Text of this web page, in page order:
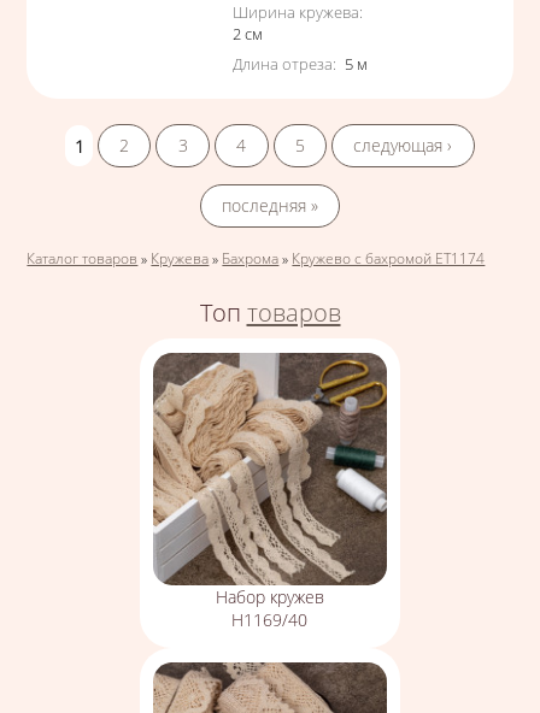
Ширина кружева:
2см
Длина отреза: 5 м
1
2 3 4 5 следующая ›
последняя »
Вы здесь
Каталог товаров » Кружева » Бахрома » Кружево с бахромой ЕТ1174
Топ товаров
Набор кружев
Н1169/40